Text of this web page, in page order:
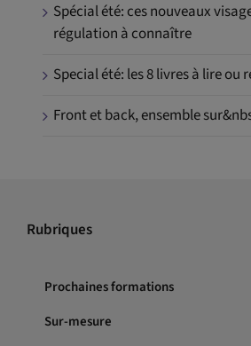
Spécial été: ces nouveaux
régulation à connaître
Special été: les 8 livres à lire ou
Front et back, ensemble
Rubriques
Prochaines formations
Sur-mesure